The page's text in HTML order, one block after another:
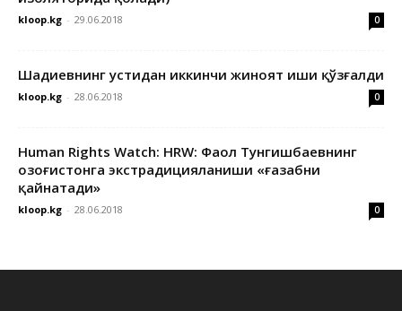
kloop.kg - 29.06.2018 0
Шадиевнинг устидан иккинчи жиноят иши қўзғалди
kloop.kg - 28.06.2018 0
Human Rights Watch: HRW: Фаол Тунгишбаевнинг
Қозоғистонга экстрадицияланиши «ғазабни
қайнатади»
kloop.kg - 28.06.2018 0